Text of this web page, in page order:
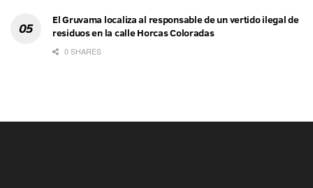
El Gruvama localiza al responsable de un vertido ilegal de
residuos en la calle Horcas Coloradas
0 SHARES